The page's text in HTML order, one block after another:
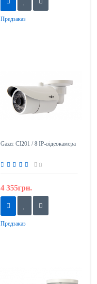
Предзаказ
Gazer CI201 / 8 IP-відеокамера
0
4 355грн.
Предзаказ